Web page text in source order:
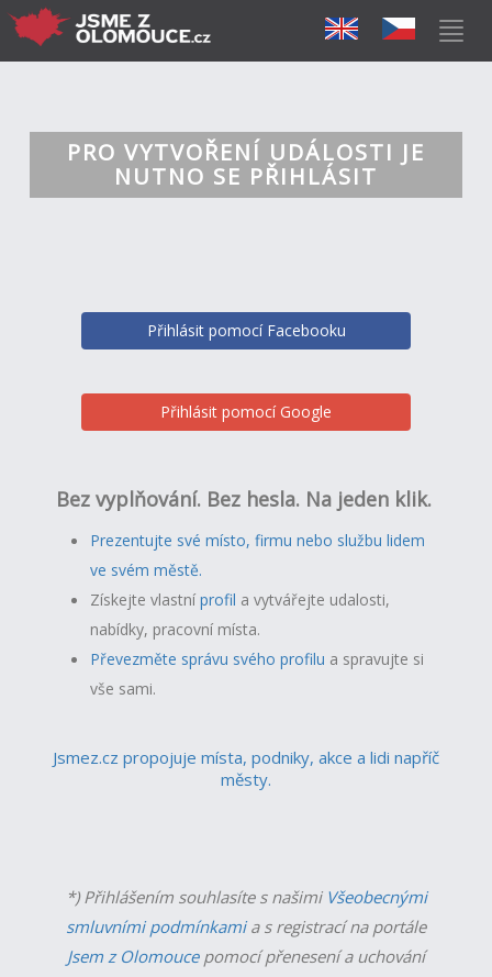
PRO VYTVOŘENÍ UDÁLOSTI JE
NUTNO SE PŘIHLÁSIT
Přihlásit pomocí Facebooku
Přihlásit pomocí Google
Bez vyplňování. Bez hesla. Na jeden klik.
Prezentujte své místo, firmu nebo službu lidem
ve svém městě.
Získejte vlastníprofil a vytvářejte udalosti,
nabídky, pracovní místa.
Převezměte správu svého profilu a spravujte si
vše sami.
Jsmez.cz propojuje místa, podniky, akce a lidi napříč
městy.
*) Přihlášením souhlasíte s našimi Všeobecnými
smluvními podmínkamia s registrací na portále
Jsem z Olomoucepomocí přenesení a uchování